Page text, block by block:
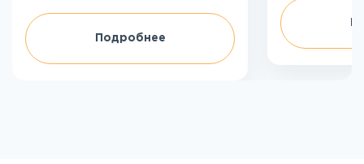
Подробнее